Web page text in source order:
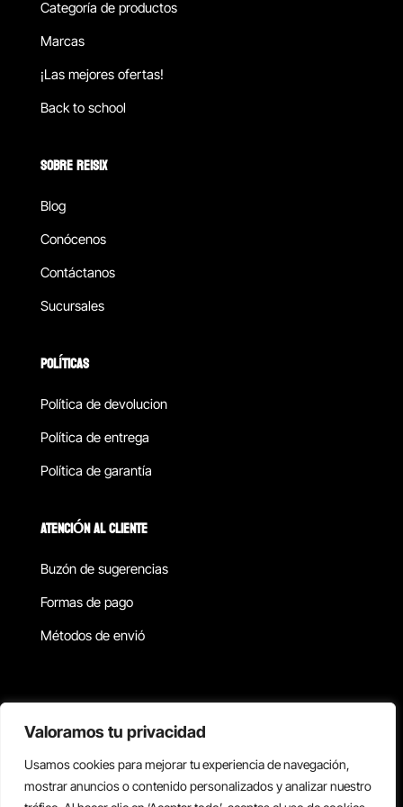
Valoramos tu privacidad
Usamos cookies para mejorar tu experiencia de navegación,
mostrar anuncios o contenido personalizados y analizar nuestro
Categoría de productos
Marcas
¡Las mejores ofertas!
Back to school
SOBRE REISIX
Blog
Conócenos
Contáctanos
Sucursales
POLÍTICAS
Política de devolucion
Política de entrega
Política de garantía
ATENCIÓN AL CLIENTE
Buzón de sugerencias
Formas de pago
Métodos de envió
Copyright © 2026 Reisix. Todos los derechos reservados.